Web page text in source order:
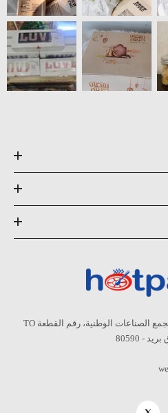
هوتباك منطقة حرة فرع دبي، مجمع الصناعات الوطنية، رقم القطعة TO